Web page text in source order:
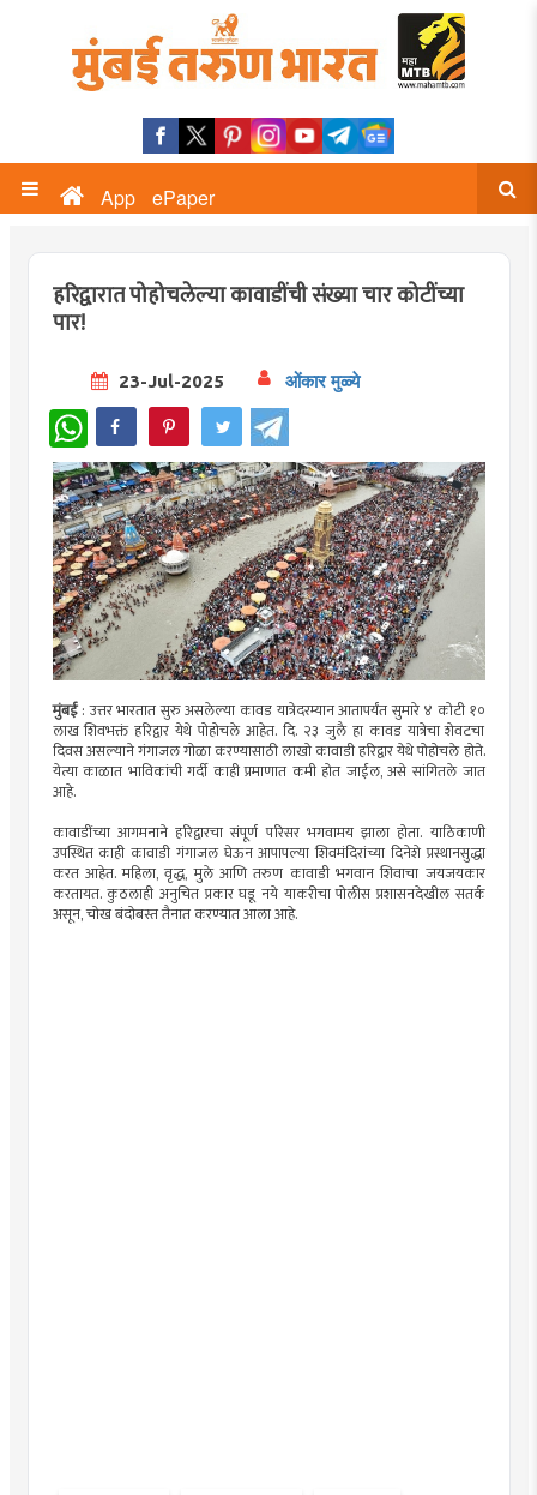
App ePaper
हरिद्वारात पोहोचलेल्या कावाडींची संख्या चार कोटींच्या
पार!
23-Jul-2025 ओंकार मुळ्ये
WhatsApp
मुंबई: उत्तर भारतात सुरु असलेल्या कावड यात्रेदरम्यान आतापर्यंत सुमारे ४ कोटी १०
लाख शिवभक्तं हरिद्वार येथे पोहोचले आहेत. दि. २३ जुलै हा कावड यात्रेचा शेवटचा
दिवस असल्याने गंगाजल गोळा करण्यासाठी लाखो कावाडी हरिद्वार येथे पोहोचले होते.
येत्या काळात भाविकांची गर्दी काही प्रमाणात कमी होत जाईल, असे सांगितले जात
आहे.
कावाडींच्या आगमनाने हरिद्वारचा संपूर्ण परिसर भगवामय झाला होता. याठिकाणी
उपस्थित काही कावाडी गंगाजल घेऊन आपापल्या शिवमंदिरांच्या दिनेशे प्रस्थानसुद्धा
करत आहेत. महिला, वृद्ध, मुले आणि तरुण कावाडी भगवान शिवाचा जयजयकार
करतायत. कुठलाही अनुचित प्रकार घडू नये याकरीचा पोलीस प्रशासनदेखील सतर्क
असून, चोख बंदोबस्त तैनात करण्यात आला आहे.